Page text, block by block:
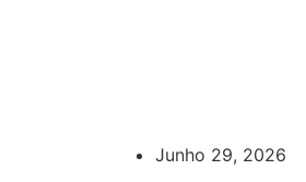
Junho 29, 2026